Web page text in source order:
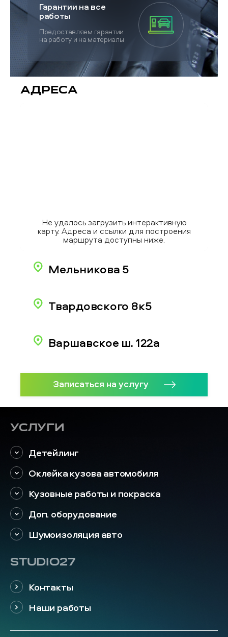
Гарантии на все
работы
Предоставляем гарантии
на работу и на материалы
Адреса
Не удалось загрузить интерактивную
карту. Адреса и ссылки для построения
маршрута доступны ниже.
Мельникова 5
Твардовского 8к5
Варшавское ш. 122а
Записаться на услугу
Услуги
Детейлинг
Оклейка кузова автомобиля
Кузовные работы и покраска
Доп. оборудование
Шумоизоляция авто
STUDIO27
Контакты
Наши работы